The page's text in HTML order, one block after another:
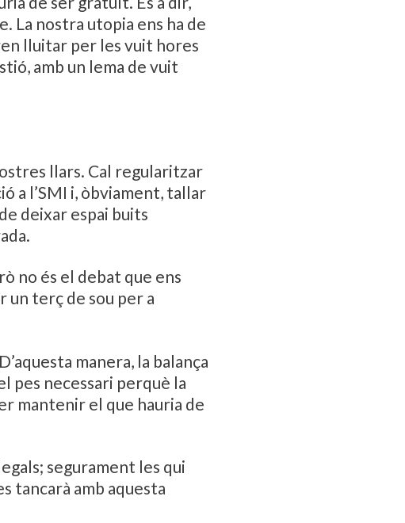
La nostra utopia ens ha de
lluitar per les vuit hores
amb un lema de vuit
llars. Cal regularitzar
a l’SMI i, òbviament, tallar
deixar espai buits
no és el debat que ens
un terç de sou per a
manera, la balança
pes necessari perquè la
mantenir el que hauria de
segurament les qui
tancarà amb aquesta